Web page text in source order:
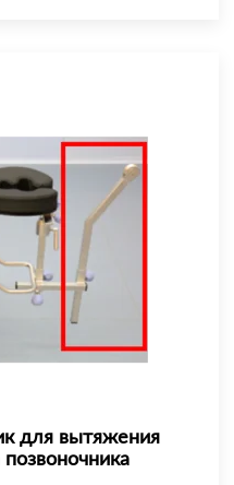
для вытяжения